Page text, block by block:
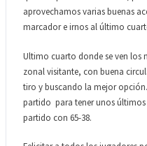
aprovechamos varias buenas
marcador e irnos al último
Ultimo cuarto donde se ven los
zonal visitante, con buena
tiro y buscando la mejor
partido para tener unos
partido con 65-38.